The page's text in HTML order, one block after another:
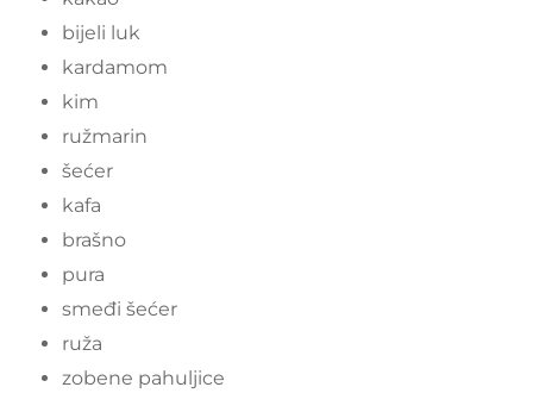
bijeli luk
kardamom
kim
ružmarin
šećer
kafa
brašno
pura
smeđi šećer
ruža
zobene pahuljice